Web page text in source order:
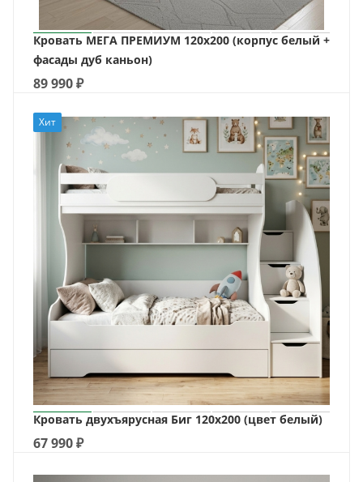
Кровать МЕГА ПРЕМИУМ 120х200 (корпус белый +
фасады дуб каньон)
89 990₽
Хит
Кровать двухъярусная Биг 120х200 (цвет белый)
67 990₽